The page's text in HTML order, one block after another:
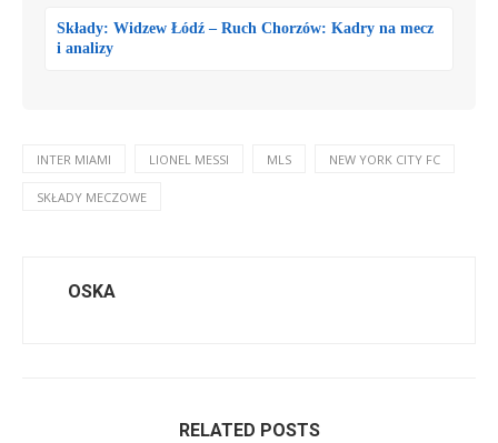
Składy: Widzew Łódź – Ruch Chorzów: Kadry na mecz
i analizy
INTER MIAMI LIONEL MESSI MLS NEW YORK CITY FC
SKŁADY MECZOWE
OSKA
RELATED POSTS